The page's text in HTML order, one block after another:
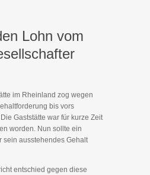
Lohn vom
im Rheinland zog wegen
bis vors
Gaststätte war für kurze Zeit
worden. Nun sollte ein
sein ausstehendes Gehalt
entschied gegen diese